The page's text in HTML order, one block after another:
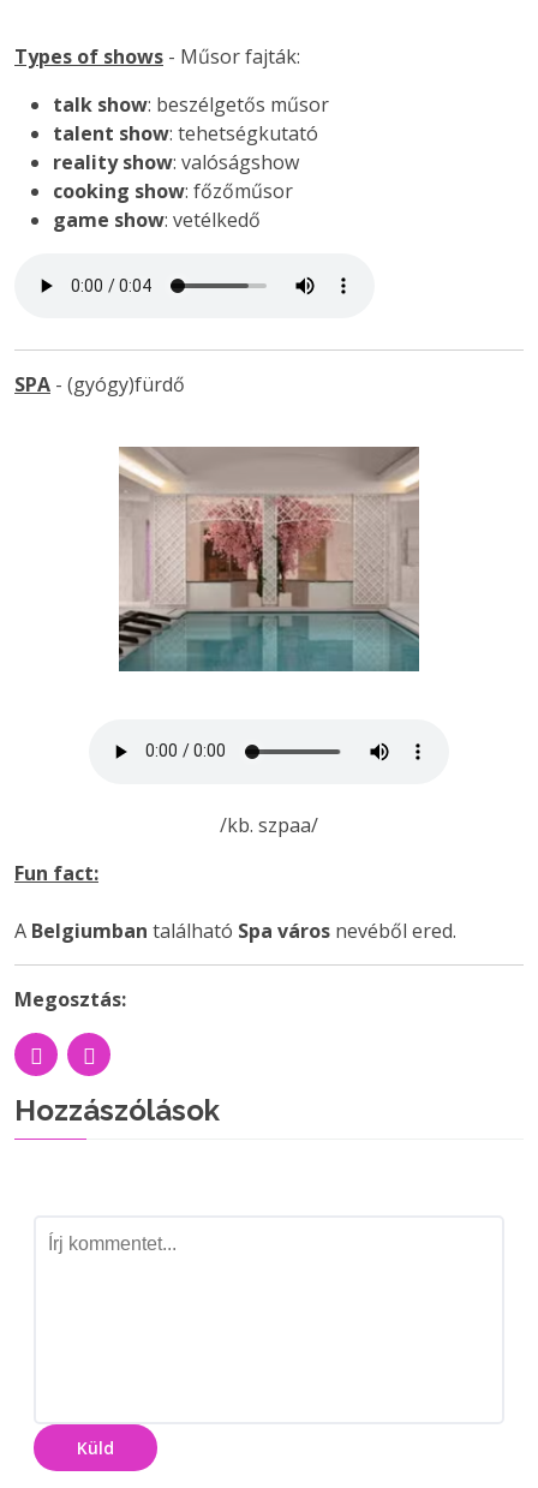
Types of shows - Műsor fajták:
talk show: beszélgetős műsor
talent show: tehetségkutató
reality show: valóságshow
cooking show: főzőműsor
game show: vetélkedő
SPA - (gyógy)fürdő
/kb. szpaa/
Fun fact:
A Belgiumban található Spa város nevéből ered.
Megosztás:
Hozzászólások
Küld